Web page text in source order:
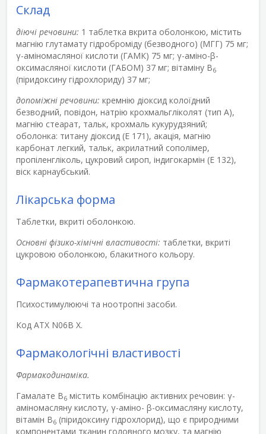
Склад
діючі речовини: 1 таблетка вкрита оболонкою, містить
магнію глутамату гідроброміду (безводного) (МГГ) 75 мг;
γ-аміномасляної кислоти (ГАМК) 75 мг; γ-аміно-β-
оксимасляної кислоти (ГАБОМ) 37 мг; вітаміну В6
(піридоксину гідрохлориду) 37 мг;
допоміжні речовини: кремнію діоксид колоїдний
безводний, повідон, натрію крохмальгліколят (тип А),
магнію стеарат, тальк, крохмаль кукурудзяний;
оболонка: титану діоксид (Е 171), акація, магнію
карбонат легкий, тальк, акрилатний сополімер,
пропіленгліколь, цукровий сироп, індигокармін (Е 132),
віск карнаубський.
Лікарська форма
Таблетки, вкриті оболонкою.
Основні фізико-хімічні властивості: таблетки, вкриті
цукровою оболонкою, блакитного кольору.
Фармакотерапевтична група
Психостимулюючі та ноотропні засоби.
Код АТХ N06B X.
Фармакологічні властивості
Фармакодинаміка.
Гамалате В6 містить комбінацію активних речовин: γ-
аміномасляну кислоту, γ-аміно- β-оксимасляну кислоту,
вітамін В6 (піридоксину гідрохлорид), що є природними
компонентами тканин головного мозку, та магнію